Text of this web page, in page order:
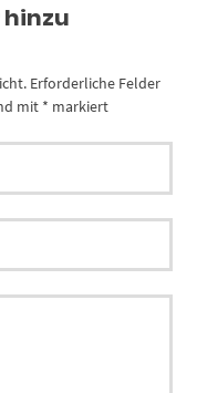
Erforderliche Felder
mit * markiert